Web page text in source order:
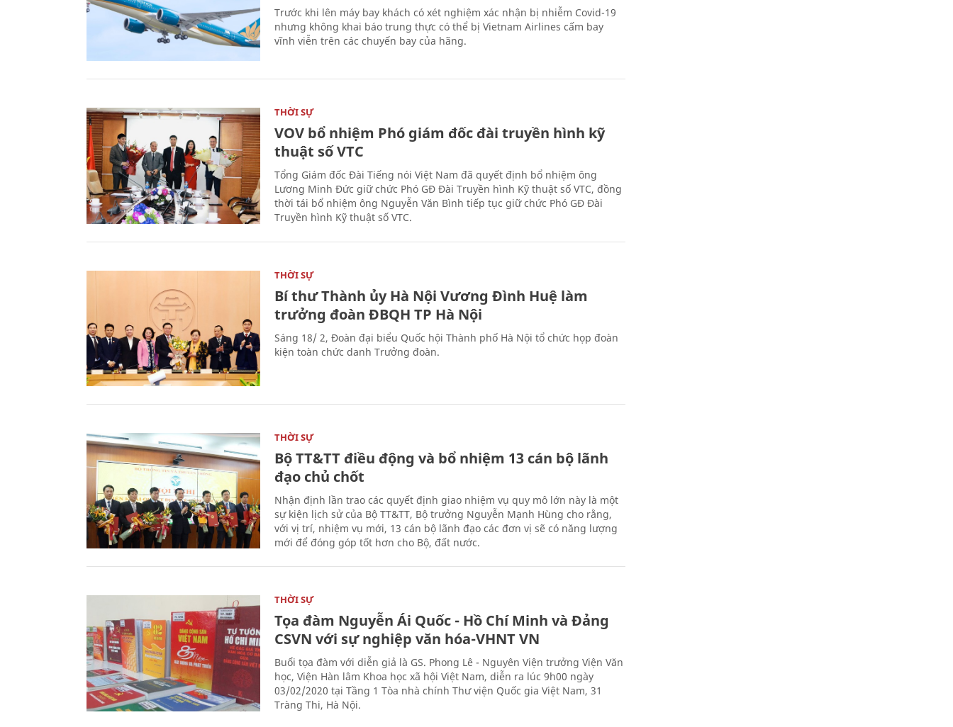
Trước khi lên máy bay khách có xét nghiệm xác nhận bị nhiễm Covid-19
nhưng không khai báo trung thực có thể bị Vietnam Airlines cấm bay
vĩnh viễn trên các chuyến bay của hãng.
THỜI SỰ
VOV bổ nhiệm Phó giám đốc đài truyền hình kỹ
thuật số VTC
Tổng Giám đốc Đài Tiếng nói Việt Nam đã quyết định bổ nhiệm ông
Lương Minh Đức giữ chức Phó GĐ Đài Truyền hình Kỹ thuật số VTC, đồng
thời tái bổ nhiệm ông Nguyễn Văn Bình tiếp tục giữ chức Phó GĐ Đài
Truyền hình Kỹ thuật số VTC.
THỜI SỰ
Bí thư Thành ủy Hà Nội Vương Đình Huệ làm
trưởng đoàn ĐBQH TP Hà Nội
Sáng 18/ 2, Đoàn đại biểu Quốc hội Thành phố Hà Nội tổ chức họp đoàn
kiện toàn chức danh Trưởng đoàn.
THỜI SỰ
Bộ TT&TT điều động và bổ nhiệm 13 cán bộ lãnh
đạo chủ chốt
Nhận định lần trao các quyết định giao nhiệm vụ quy mô lớn này là một
sự kiện lịch sử của Bộ TT&TT, Bộ trưởng Nguyễn Mạnh Hùng cho rằng,
với vị trí, nhiệm vụ mới, 13 cán bộ lãnh đạo các đơn vị sẽ có năng lượng
mới để đóng góp tốt hơn cho Bộ, đất nước.
THỜI SỰ
Tọa đàm Nguyễn Ái Quốc - Hồ Chí Minh và Đảng
CSVN với sự nghiệp văn hóa-VHNT VN
Buổi tọa đàm với diễn giả là GS. Phong Lê - Nguyên Viện trưởng Viện Văn
học, Viện Hàn lâm Khoa học xã hội Việt Nam, diễn ra lúc 9h00 ngày
03/02/2020 tại Tầng 1 Tòa nhà chính Thư viện Quốc gia Việt Nam, 31
Tràng Thi, Hà Nội.